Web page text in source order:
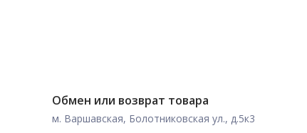
Обмен или возврат товара
м. Варшавская, Болотниковская ул., д.5к3